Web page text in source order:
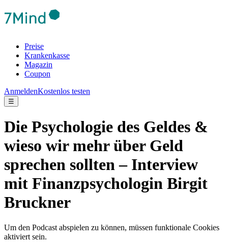
Preise
Krankenkasse
Magazin
Coupon
AnmeldenKostenlos testen
☰
Die Psychologie des Geldes &
wieso wir mehr über Geld
sprechen sollten – Interview
mit Finanzpsychologin Birgit
Bruckner
Um den Podcast abspielen zu können, müssen funktionale Cookies
aktiviert sein.